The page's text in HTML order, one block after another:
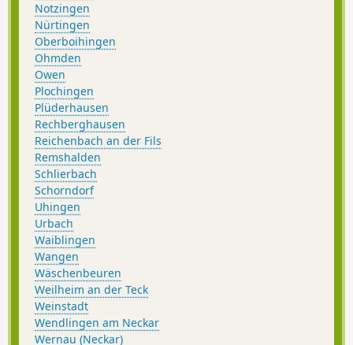
Notzingen
Nürtingen
Oberboihingen
Ohmden
Owen
Plochingen
Plüderhausen
Rechberghausen
Reichenbach an der Fils
Remshalden
Schlierbach
Schorndorf
Uhingen
Urbach
Waiblingen
Wangen
Wäschenbeuren
Weilheim an der Teck
Weinstadt
Wendlingen am Neckar
Wernau (Neckar)